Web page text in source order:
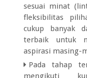
sesuai minat
fleksibilitas
cukup banyak
terbaik untuk
aspirasi masing-
Pada tahap
mengikuti